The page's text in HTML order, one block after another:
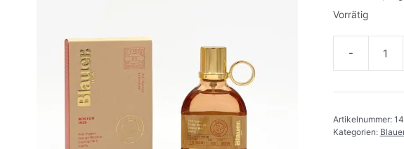
Vorrätig
-
Boston
Eau
de
Artikelnummer:
Kategorien: Blauer